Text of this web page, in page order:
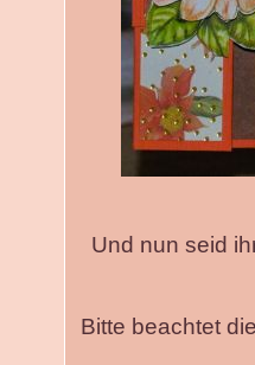
Und nun seid
Bitte beachtet